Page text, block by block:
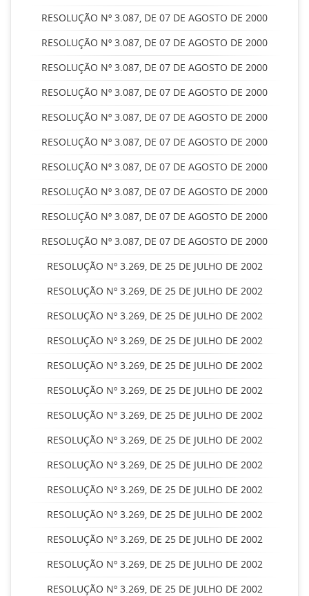
RESOLUÇÃO Nº 3.087, DE 07 DE AGOSTO DE 2000
RESOLUÇÃO Nº 3.087, DE 07 DE AGOSTO DE 2000
RESOLUÇÃO Nº 3.087, DE 07 DE AGOSTO DE 2000
RESOLUÇÃO Nº 3.087, DE 07 DE AGOSTO DE 2000
RESOLUÇÃO Nº 3.087, DE 07 DE AGOSTO DE 2000
RESOLUÇÃO Nº 3.087, DE 07 DE AGOSTO DE 2000
RESOLUÇÃO Nº 3.087, DE 07 DE AGOSTO DE 2000
RESOLUÇÃO Nº 3.087, DE 07 DE AGOSTO DE 2000
RESOLUÇÃO Nº 3.087, DE 07 DE AGOSTO DE 2000
RESOLUÇÃO Nº 3.087, DE 07 DE AGOSTO DE 2000
RESOLUÇÃO Nº 3.269, DE 25 DE JULHO DE 2002
RESOLUÇÃO Nº 3.269, DE 25 DE JULHO DE 2002
RESOLUÇÃO Nº 3.269, DE 25 DE JULHO DE 2002
RESOLUÇÃO Nº 3.269, DE 25 DE JULHO DE 2002
RESOLUÇÃO Nº 3.269, DE 25 DE JULHO DE 2002
RESOLUÇÃO Nº 3.269, DE 25 DE JULHO DE 2002
RESOLUÇÃO Nº 3.269, DE 25 DE JULHO DE 2002
RESOLUÇÃO Nº 3.269, DE 25 DE JULHO DE 2002
RESOLUÇÃO Nº 3.269, DE 25 DE JULHO DE 2002
RESOLUÇÃO Nº 3.269, DE 25 DE JULHO DE 2002
RESOLUÇÃO Nº 3.269, DE 25 DE JULHO DE 2002
RESOLUÇÃO Nº 3.269, DE 25 DE JULHO DE 2002
RESOLUÇÃO Nº 3.269, DE 25 DE JULHO DE 2002
RESOLUÇÃO Nº 3.269, DE 25 DE JULHO DE 2002